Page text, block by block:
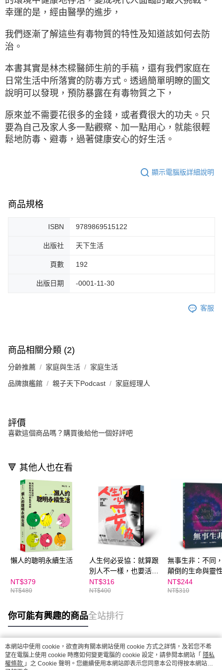
幸運的是，經由醫學的進步，
我們逐漸了解這些有毒物質的特性及知道該如何去防
治。
本書其實是林杰樑醫師生前的手稿，還有我們家庭在
日常生活中所落實的防毒方式。透過簡單明瞭的圖文
說明可以發現，預防暴露在有毒物質之下，
原來並不需要花很多的金錢，或者費很大的功夫。只
要為自己及家人多一點觀察、加一點用心，就能很輕
鬆地防毒、避毒，過著健康安心的好生活。
顯示電腦版詳細說明
商品規格
ISBN 9789869515122
出版社 天下生活
頁數 192
出版日期 -0001-11-30
客服
商品相關分類 (2)
分齡推薦 家庭與生活 家庭生活
品牌旗艦館 親子天下Podcast 家庭經理人
評價
喜歡這個商品嗎？購買後給他一個好評吧
🔻 其他人也在看
懶人的聰明永續生活
NT$379
NT$480
人生何必妥協：就算跟
別人不一樣，也要活得
理直氣壯
NT$316
NT$400
無事生非：不同
顛倒的生命與靈
NT$244
NT$310
你可能有興趣的商品全站排行
熱門標籤
本網站中使用 cookie，欲查詢有關本網站使用 cookie 方式之詳情，及若您不希
望在電腦上使用 cookie 時應如何變更電腦的 cookie 設定，請參閱本網站「 隱私
權條款 」之 Cookie 聲明。您繼續使用本網站即表示您同意本公司得按本網站使